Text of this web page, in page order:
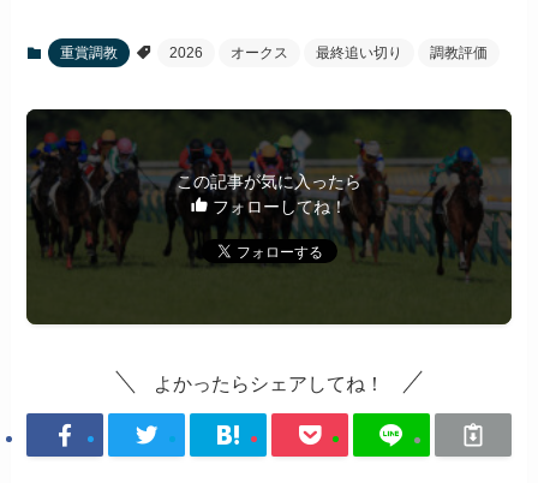
重賞調教 2026 オークス 最終追い切り 調教評価
この記事が気に入ったら
フォローしてね！
よかったらシェアしてね！